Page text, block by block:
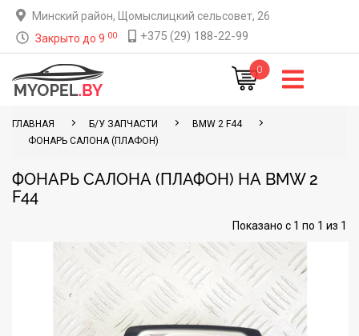
Минский район, Щомыслицкий сельсовет, 26
Закрыто до 9 00 +375 (29) 188-22-99
0
ГЛАВНАЯ Б/У ЗАПЧАСТИ
BMW 2 F44
ФОНАРЬ САЛОНА (ПЛАФОН)
ФОНАРЬ САЛОНА (ПЛАФОН) НА BMW 2
F44
Показано с 1 по 1 из 1